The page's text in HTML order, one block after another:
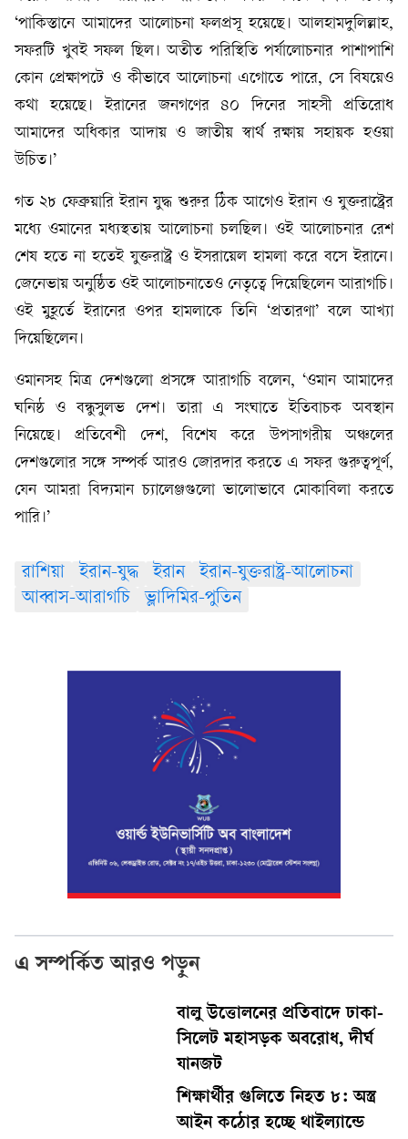
‘পাকিস্তানে আমাদের আলোচনা ফলপ্রসূ হয়েছে। আলহামদুলিল্লাহ,
সফরটি খুবই সফল ছিল। অতীত পরিস্থিতি পর্যালোচনার পাশাপাশি
কোন প্রেক্ষাপটে ও কীভাবে আলোচনা এগোতে পারে, সে বিষয়েও
কথা হয়েছে। ইরানের জনগণের ৪০ দিনের সাহসী প্রতিরোধ
আমাদের অধিকার আদায় ও জাতীয় স্বার্থ রক্ষায় সহায়ক হওয়া
উচিত।’
গত ২৮ ফেব্রুয়ারি ইরান যুদ্ধ শুরুর ঠিক আগেও ইরান ও যুক্তরাষ্ট্রের
মধ্যে ওমানের মধ্যস্থতায় আলোচনা চলছিল। ওই আলোচনার রেশ
শেষ হতে না হতেই যুক্তরাষ্ট্র ও ইসরায়েল হামলা করে বসে ইরানে।
জেনেভায় অনুষ্ঠিত ওই আলোচনাতেও নেতৃত্বে দিয়েছিলেন আরাগচি।
ওই মুহূর্তে ইরানের ওপর হামলাকে তিনি ‘প্রতারণা’ বলে আখ্যা
দিয়েছিলেন।
ওমানসহ মিত্র দেশগুলো প্রসঙ্গে আরাগচি বলেন, ‘ওমান আমাদের
ঘনিষ্ঠ ও বন্ধুসুলভ দেশ। তারা এ সংঘাতে ইতিবাচক অবস্থান
নিয়েছে। প্রতিবেশী দেশ, বিশেষ করে উপসাগরীয় অঞ্চলের
দেশগুলোর সঙ্গে সম্পর্ক আরও জোরদার করতে এ সফর গুরুত্বপূর্ণ,
যেন আমরা বিদ্যমান চ্যালেঞ্জগুলো ভালোভাবে মোকাবিলা করতে
পারি।’
রাশিয়া ইরান-যুদ্ধ ইরান
ইরান-যুক্তরাষ্ট্র-আলোচনা
আব্বাস-আরাগচি
ভ্লাদিমির-পুতিন
এ সম্পর্কিত আরও পড়ুন
বালু উত্তোলনের প্রতিবাদে ঢাকা-
সিলেট মহাসড়ক অবরোধ, দীর্ঘ
যানজট
শিক্ষার্থীর গুলিতে নিহত ৮: অস্ত্র
আইন কঠোর হচ্ছে থাইল্যান্ডে